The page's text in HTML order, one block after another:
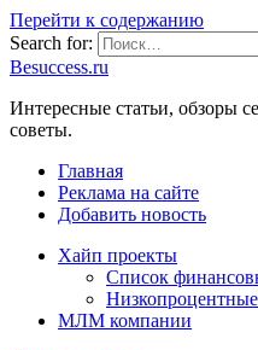
Перейти к содержанию
Search for:
Besuccess.ru
Интересные статьи, обзоры
советы.
Главная
Реклама на сайте
Добавить новость
Хайп проекты
Список
МЛМ компании